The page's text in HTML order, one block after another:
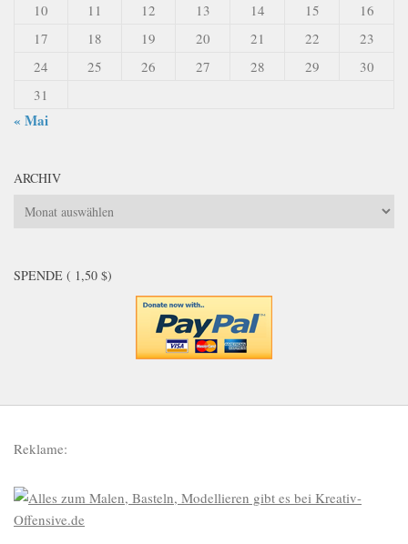
10
11 12 13 14 15
16
17
18 19 20 21 22
23
24
25 26 27 28 29
30
31
« Mai
ARCHIV
Archiv
SPENDE ( 1,50 $)
Reklame: